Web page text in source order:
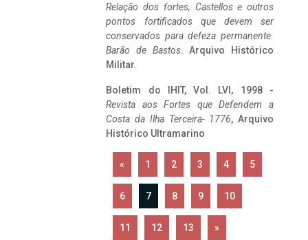
Relação dos fortes, Castellos e outros
pontos fortificados que devem ser
conservados para defeza permanente.
Barão de Bastos. Arquivo Histórico
Militar.
Boletim do IHIT, Vol. LVI, 1998 -
Revista aos Fortes que Defendem a
Costa da Ilha Terceira- 1776, Arquivo
Histórico Ultramarino
« 1 2 3 4 5
6 7 8 9 10
11 12 13 »